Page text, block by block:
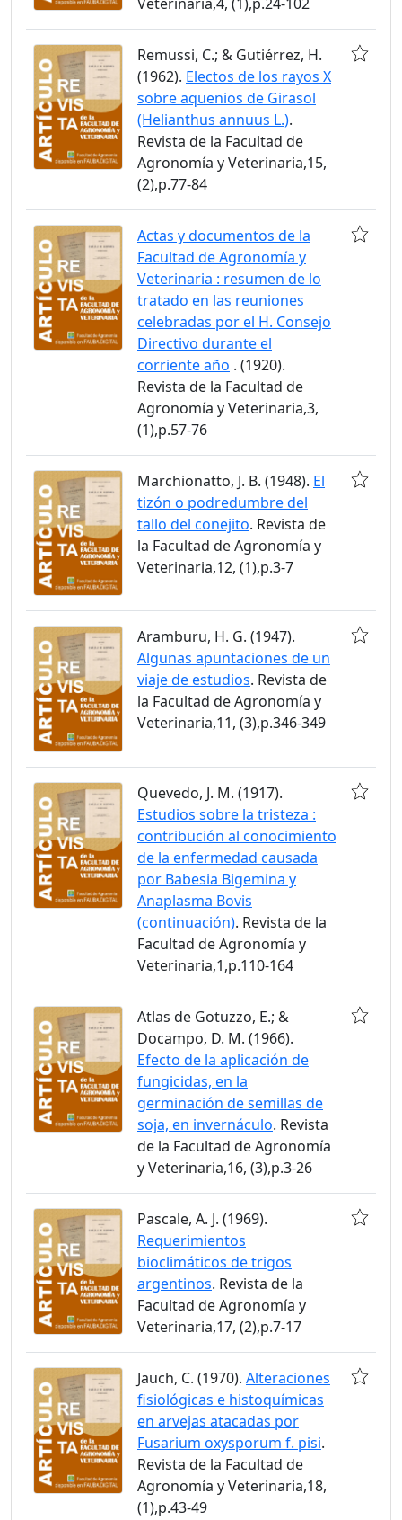
Remussi, C.; & Gutiérrez, H.
(1962). Electos de los rayos X
sobre aquenios de Girasol
(Helianthus annuus L.).
Revista de la Facultad de
Agronomía y Veterinaria,15,
(2),p.77-84
Actas y documentos de la
Facultad de Agronomía y
Veterinaria : resumen de lo
tratado en las reuniones
celebradas por el H. Consejo
Directivo durante el
corriente año . (1920).
Revista de la Facultad de
Agronomía y Veterinaria,3,
(1),p.57-76
Marchionatto, J. B. (1948). El
tizón o podredumbre del
tallo del conejito. Revista de
la Facultad de Agronomía y
Veterinaria,12, (1),p.3-7
Aramburu, H. G. (1947).
Algunas apuntaciones de un
viaje de estudios. Revista de
la Facultad de Agronomía y
Veterinaria,11, (3),p.346-349
Quevedo, J. M. (1917).
Estudios sobre la tristeza :
contribución al conocimiento
de la enfermedad causada
por Babesia Bigemina y
Anaplasma Bovis
(continuación). Revista de la
Facultad de Agronomía y
Veterinaria,1,p.110-164
Atlas de Gotuzzo, E.; &
Docampo, D. M. (1966).
Efecto de la aplicación de
fungicidas, en la
germinación de semillas de
soja, en invernáculo. Revista
de la Facultad de Agronomía
y Veterinaria,16, (3),p.3-26
Pascale, A. J. (1969).
Requerimientos
bioclimáticos de trigos
argentinos. Revista de la
Facultad de Agronomía y
Veterinaria,17, (2),p.7-17
Jauch, C. (1970). Alteraciones
fisiológicas e histoquímicas
en arvejas atacadas por
Fusarium oxysporum f. pisi.
Revista de la Facultad de
Agronomía y Veterinaria,18,
(1),p.43-49